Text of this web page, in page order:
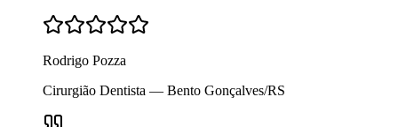
Rodrigo Pozza
Cirurgião Dentista — Bento Gonçalves/RS